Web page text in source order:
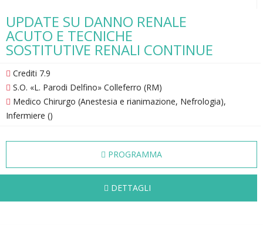
UPDATE SU DANNO RENALE
ACUTO E TECNICHE
SOSTITUTIVE RENALI CONTINUE
Crediti 7.9
S.O. «L. Parodi Delfino» Colleferro (RM)
Medico Chirurgo (Anestesia e rianimazione, Nefrologia),
Infermiere ()
PROGRAMMA
DETTAGLI